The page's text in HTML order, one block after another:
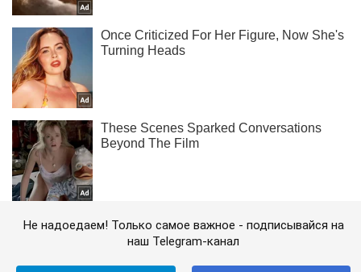
Не надоедаем! Только самое важное - подписывайся на
наш Telegram-канал